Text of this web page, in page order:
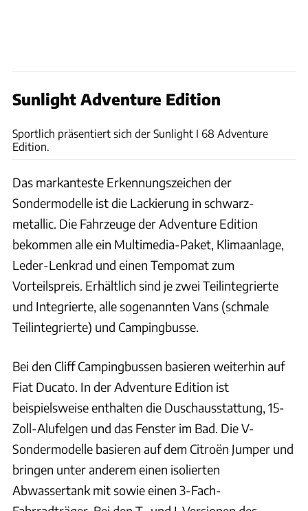
Sunlight Adventure Edition
Sportlich präsentiert sich der Sunlight I 68 Adventure
Edition.
Das markanteste Erkennungszeichen der
Sondermodelle ist die Lackierung in schwarz-
metallic. Die Fahrzeuge der Adventure Edition
bekommen alle ein Multimedia-Paket, Klimaanlage,
Leder-Lenkrad und einen Tempomat zum
Vorteilspreis. Erhältlich sind je zwei Teilintegrierte
und Integrierte, alle sogenannten Vans (schmale
Teilintegrierte) und Campingbusse.
Bei den Cliff Campingbussen basieren weiterhin auf
Fiat Ducato. In der Adventure Edition ist
beispielsweise enthalten die Duschausstattung, 15-
Zoll-Alufelgen und das Fenster im Bad. Die V-
Sondermodelle basieren auf dem Citroën Jumper und
bringen unter anderem einen isolierten
Abwassertank mit sowie einen 3-Fach-